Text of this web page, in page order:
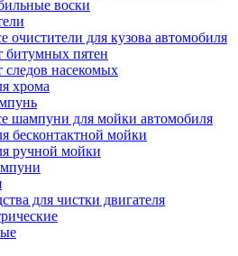
воски
очистители для кузова автомобиля
битумных пятен
следов насекомых
хрома
шампуни для мойки автомобиля
бесконтактной мойки
ручной мойки
для чистки двигателя